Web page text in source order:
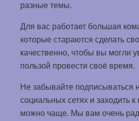
разные темы.
Для вас работает большая
которые стараются сделать
качественно, чтобы вы могли
пользой провести своё время.
Не забывайте подписываться
социальных сетях и заходить к
можно чаще. Мы вам очень